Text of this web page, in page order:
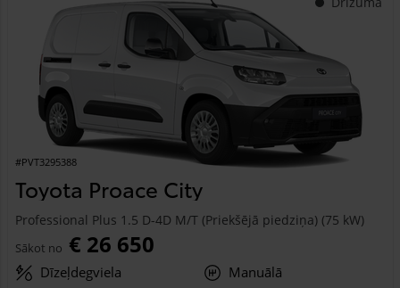
#PVT3295388
Toyota Proace City
Professional Plus 1.5 D-4D M/T (Priekšējā piedziņa) (75 kW)
Sākot no € 26 650
Dīzeļdegviela
Manuālā